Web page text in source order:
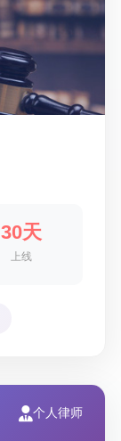
30天
上线
个人律师